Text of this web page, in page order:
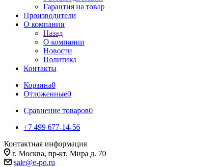
Гарантия на товар
Производители
О компании
Назад
О компании
Новости
Политика
Контакты
Корзина0
Отложенные0
Сравнение товаров0
+7 499 677-14-56
Контактная информация
г. Москва, пр-кт. Мира д. 70
sale@e-po.ru